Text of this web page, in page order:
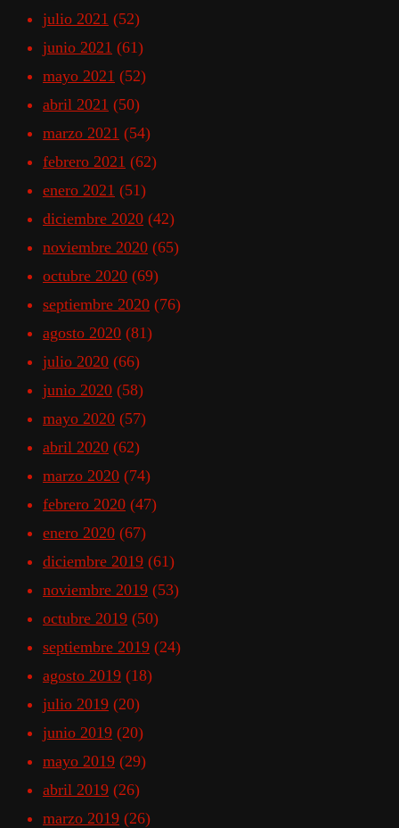
julio 2021 (52)
junio 2021 (61)
mayo 2021 (52)
abril 2021 (50)
marzo 2021 (54)
febrero 2021 (62)
enero 2021 (51)
diciembre 2020 (42)
noviembre 2020 (65)
octubre 2020 (69)
septiembre 2020 (76)
agosto 2020 (81)
julio 2020 (66)
junio 2020 (58)
mayo 2020 (57)
abril 2020 (62)
marzo 2020 (74)
febrero 2020 (47)
enero 2020 (67)
diciembre 2019 (61)
noviembre 2019 (53)
octubre 2019 (50)
septiembre 2019 (24)
agosto 2019 (18)
julio 2019 (20)
junio 2019 (20)
mayo 2019 (29)
abril 2019 (26)
marzo 2019 (26)